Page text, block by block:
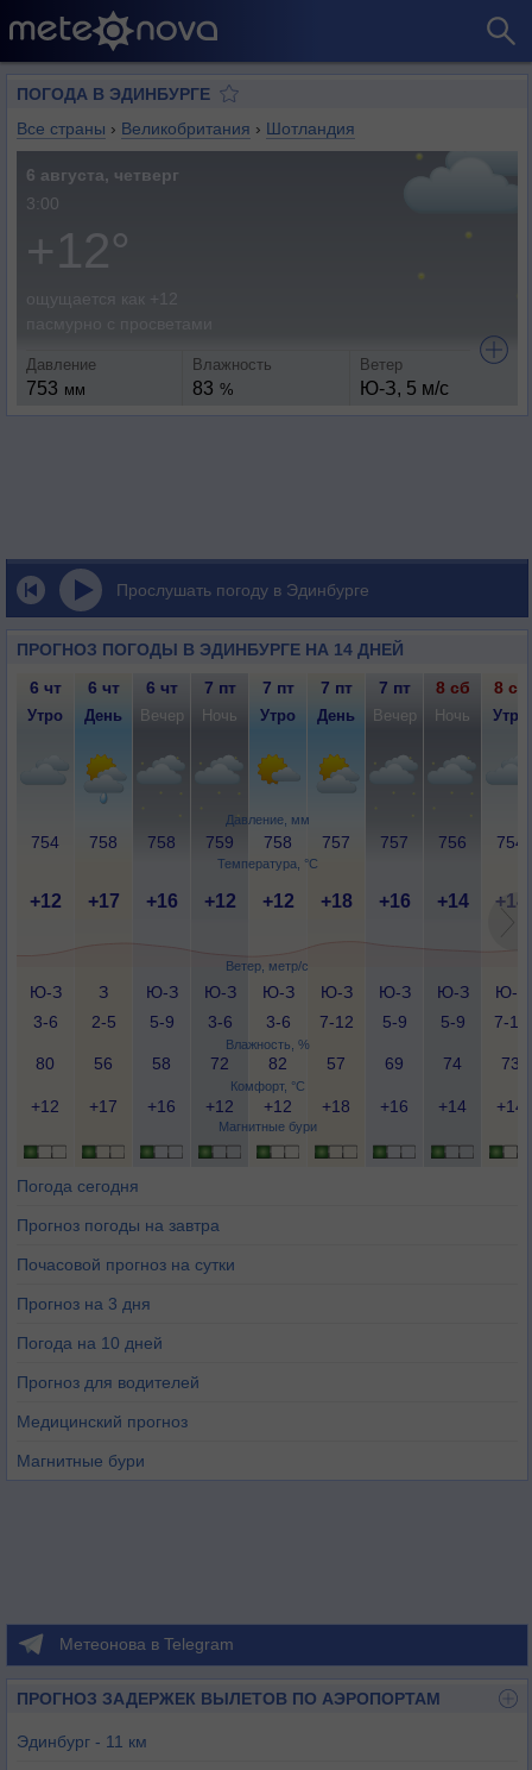
ПОГОДА В ЭДИНБУРГЕ
Все страны › Великобритания › Шотландия
6 августа, четверг
3:00
+12°
Давление
753 мм
Влажность
83 %
Ветер
Ю-З, 5 м/с
Прослушать погоду в Эдинбурге
ПРОГНОЗ ПОГОДЫ В ЭДИНБУРГЕ НА 14 ДНЕЙ
Давление, мм
Температура, °C
Ветер, метр/с
Влажность, %
Комфорт, °C
Магнитные бури
6 чт 6 чт 6 чт 7 пт 7 пт 7 пт 7 пт 8 сб 8 сб
Утро День Вечер Ночь Утро День Вечер Ночь Утро
754 758 758 759 758 757 757 756 754
+12 +17 +16 +12 +12 +18 +16 +14 +14
Ю-З
3-6
З
2-5
Ю-З
5-9
Ю-З
3-6
Ю-З
3-6
Ю-З
7-12
Ю-З
5-9
Ю-З
5-9
Ю-З
7-12
80 56 58 72 82 57 69 74 73
+12 +17 +16 +12 +12 +18 +16 +14 +14
Погода сегодня
Прогноз погоды на завтра
Почасовой прогноз на сутки
Прогноз на 3 дня
Погода на 10 дней
Прогноз для водителей
Медицинский прогноз
Магнитные бури
Метеонова в Telegram
ПРОГНОЗ ЗАДЕРЖЕК ВЫЛЕТОВ ПО АЭРОПОРТАМ
Эдинбург - 11 км